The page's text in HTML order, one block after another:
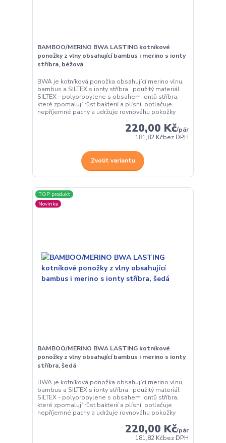
BAMBOO/MERINO BWA LASTING kotníkové
ponožky z vlny obsahující bambus i merino s ionty
stříbra, béžová
BWA je kotníková ponožka obsahující merino vlnu,
bambus a SILTEX s ionty stříbra použitý materiál
SILTEX - polypropylene s obsahem iontů stříbra,
které zpomalují růst bakterií a plísní, potlačuje
nepříjemné pachy a udržuje rovnováhu pokožky
220,00 Kč/pár
181,82 Kčbez DPH
Zvolit variantu
TOP produkt
Novinka
BAMBOO/MERINO BWA LASTING kotníkové
ponožky z vlny obsahující bambus i merino s ionty
stříbra, šedá
BWA je kotníková ponožka obsahující merino vlnu,
bambus a SILTEX s ionty stříbra použitý materiál
SILTEX - polypropylene s obsahem iontů stříbra,
které zpomalují růst bakterií a plísní, potlačuje
nepříjemné pachy a udržuje rovnováhu pokožky
220,00 Kč/pár
181,82 Kčbez DPH